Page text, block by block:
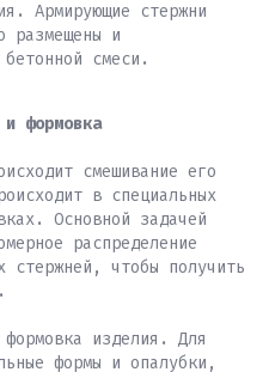
Армирующие стержни
размещены и
смеси.
и формовка
смешивание его
в специальных
Основной задачей
распределение
стержней, чтобы получить
изделия. Для
формы и опалубки,